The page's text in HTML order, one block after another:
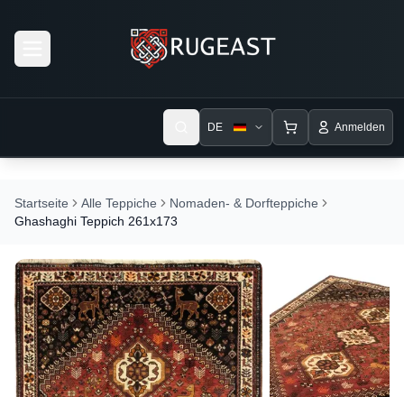
DE Anmelden
Startseite Alle Teppiche
Nomaden- & Dorfteppiche
Ghashaghi Teppich 261x173